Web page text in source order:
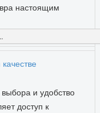
настоящим
и удобство
доступ к